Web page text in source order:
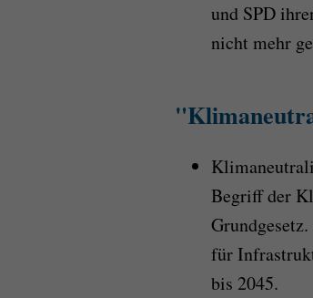
und SPD
nicht mehr
Begriff der
für
bis 2045.